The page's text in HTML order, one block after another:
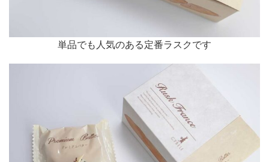
単品でも人気のある定番ラスクです